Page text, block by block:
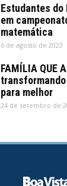
Estudantes do
em
matemática
6 de agosto de 2023
FAMÍLIA QUE
para melhor
24 de setembro de